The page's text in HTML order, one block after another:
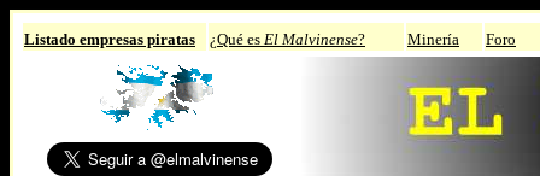
Listado empresas piratas ¿Qué es El Malvinense? Minería Foro